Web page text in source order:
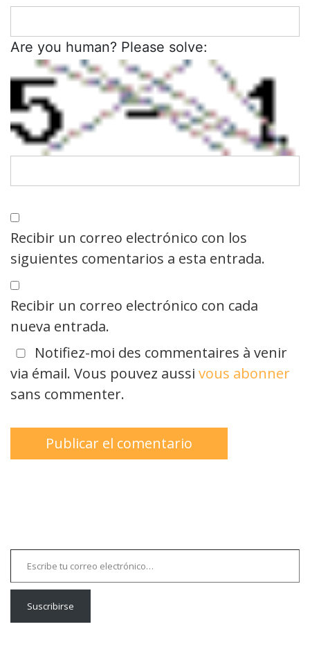
Are you human? Please solve:
Recibir un correo electrónico con los
siguientes comentarios a esta entrada.
Recibir un correo electrónico con cada
nueva entrada.
Notifiez-moi des commentaires à venir
via émail. Vous pouvez aussi vous abonner
sans commenter.
Escribe tu correo electrónico…
Suscribirse